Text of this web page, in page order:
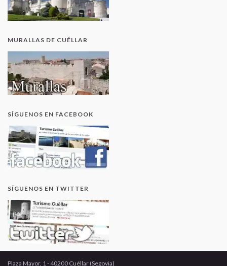
MURALLAS DE CUÉLLAR
SÍGUENOS EN FACEBOOK
SÍGUENOS EN TWITTER
Plaza Mayor, 1 - 40200 Cuéllar (Segovia)